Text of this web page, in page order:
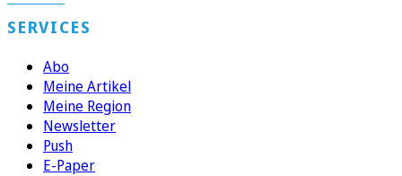
SERVICES
Abo
Meine Artikel
Meine Region
Newsletter
Push
E-Paper